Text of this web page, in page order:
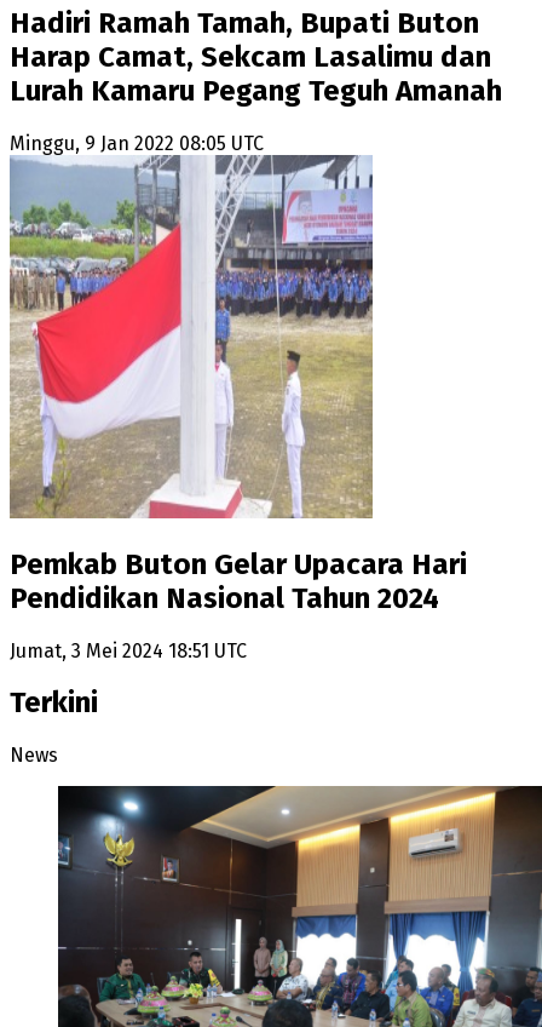
Hadiri Ramah Tamah, Bupati Buton
Harap Camat, Sekcam Lasalimu dan
Lurah Kamaru Pegang Teguh Amanah
Minggu, 9 Jan 2022 08:05 UTC
Pemkab Buton Gelar Upacara Hari
Pendidikan Nasional Tahun 2024
Jumat, 3 Mei 2024 18:51 UTC
Terkini
News